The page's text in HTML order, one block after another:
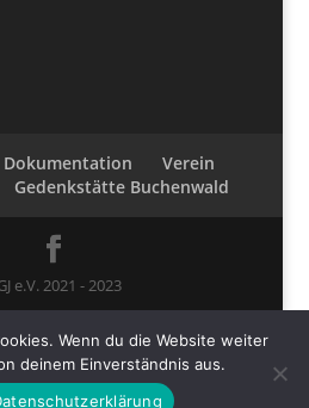
Dokumentation
Verein
Gedenkstätte Buchenwald
e.V. 2021 - 2023
Wenn du die Website weiter
deinem Einverständnis aus.